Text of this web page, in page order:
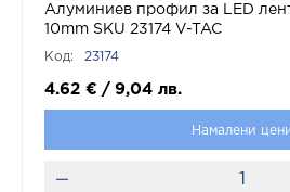
Алуминиев профил за LED
10mm SKU 23174 V-TAC
Код: 23174
4.62 € / 9,04 лв.
Намалени